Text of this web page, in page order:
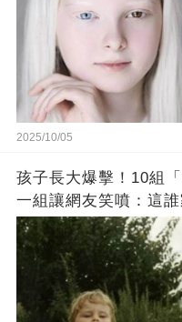
2025/10/05
孩子長大爆擊！10組
一組讓網友笑噴：這